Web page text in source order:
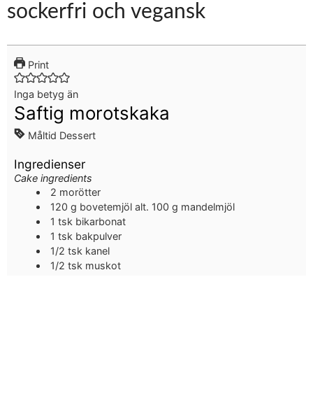
sockerfri och vegansk
Print
Inga betyg än
Saftig morotskaka
Måltid Dessert
Ingredienser
Cake ingredients
2 morötter
120 g bovetemjöl alt. 100 g mandelmjöl
1 tsk bikarbonat
1 tsk bakpulver
1/2 tsk kanel
1/2 tsk muskot